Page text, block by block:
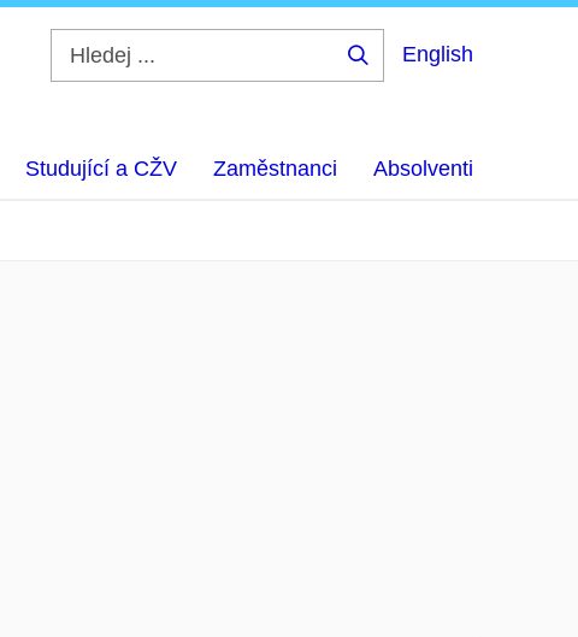
English
Studující a CŽV Zaměstnanci Absolventi